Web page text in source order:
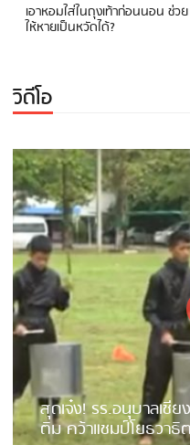
เอาหอมใส่ในถุงเท้าก่อนนอน ช่วย
ให้หายเป็นหวัดได้?
วิดีโอ
สุดเจ๋ง! รร.อนุบาลเชี
ติม คว้าแชมป์โยธวาธิ